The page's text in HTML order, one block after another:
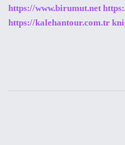
https://www.birumut.net
https://kalehantour.com.tr